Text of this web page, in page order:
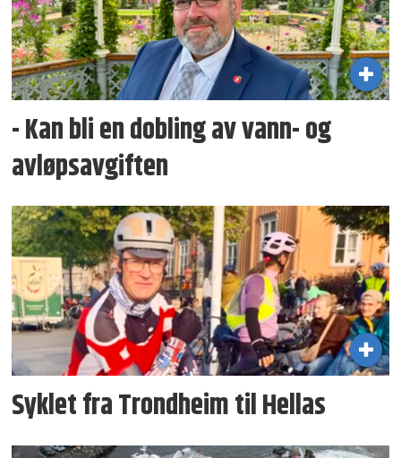
- Kan bli en dobling av vann- og
avløpsavgiften
Syklet fra Trondheim til Hellas